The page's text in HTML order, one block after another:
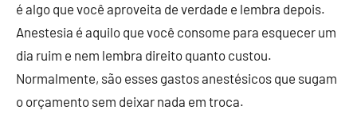
é algo que você aproveita de verdade e lembra depois.
Anestesia é aquilo que você consome para esquecer um
dia ruim e nem lembra direito quanto custou.
Normalmente, são esses gastos anestésicos que sugam
o orçamento sem deixar nada em troca.